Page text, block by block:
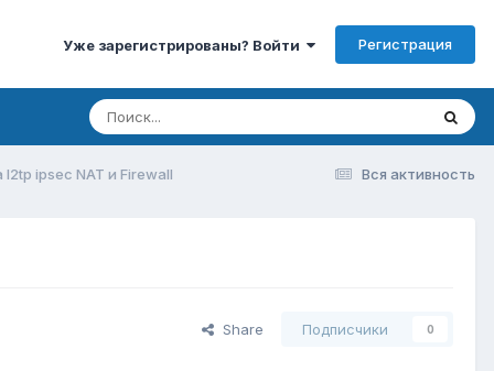
Уже зарегистрированы? Войти Регистрация
Вся активность
l2tp ipsec NAT и Firewall
Share Подписчики 0